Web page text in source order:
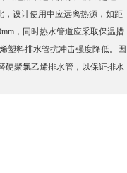
设计使用中应远离热源，如距
，同时热水管道应采取保温措
塑料排水管抗冲击强度降低。因
硬聚氯乙烯排水管，以保证排水